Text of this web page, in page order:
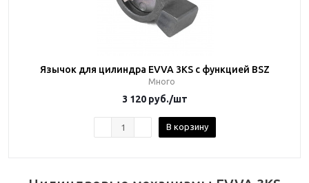
Язычок для цилиндра EVVA 3KS с функцией BSZ
Много
3 120 руб./шт
В корзину